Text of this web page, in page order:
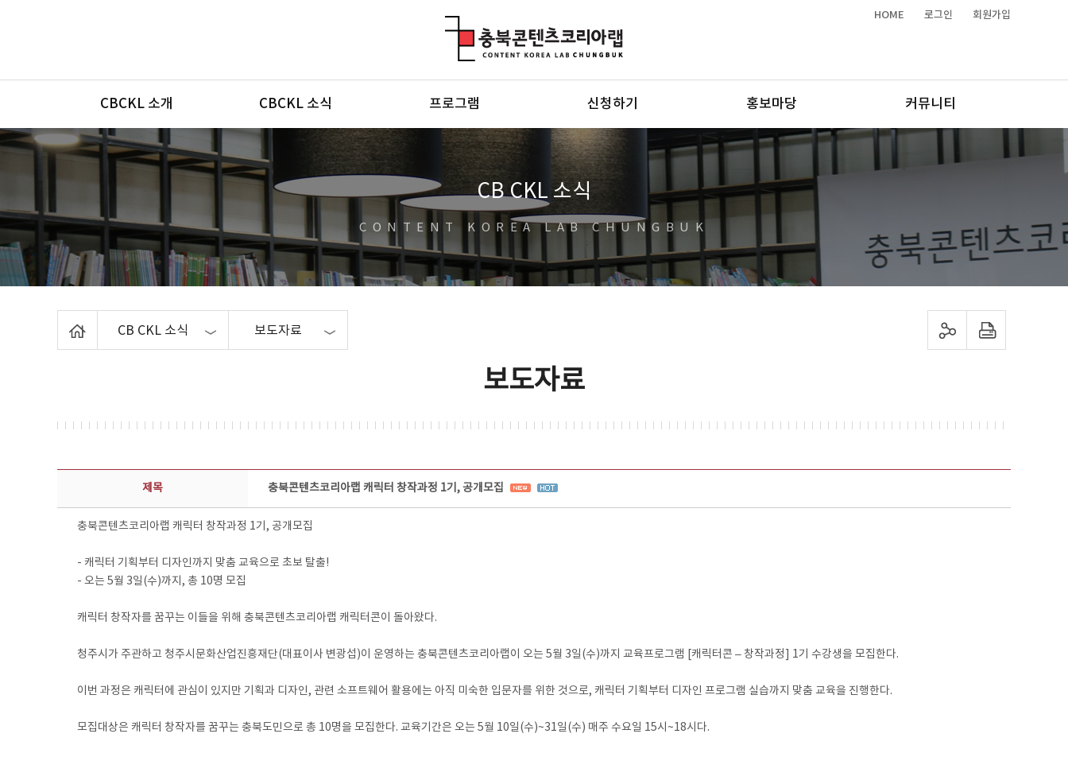
HOME 로그인 회원가입
메뉴
CBCKL 소개 CBCKL 소식 프로그램 신청하기 홍보마당 커뮤니티
CB CKL 소식
CONTENT KOREA LAB CHUNGBUK
CB CKL 소식 보도자료 sns 공유하기 프린트하기
보도자료
보도자료 상세보기 - 제목, 담당부서, 담당자, 담당연락처, 내용, 첨부파일 정보 제공
제목 충북콘텐츠코리아랩 캐릭터 창작과정 1기, 공개모집
충북콘텐츠코리아랩 캐릭터 창작과정 1기, 공개모집
- 캐릭터 기획부터 디자인까지 맞춤 교육으로 초보 탈출!
- 오는 5월 3일(수)까지, 총 10명 모집
캐릭터 창작자를 꿈꾸는 이들을 위해 충북콘텐츠코리아랩 캐릭터콘이 돌아왔다.
청주시가 주관하고 청주시문화산업진흥재단(대표이사 변광섭)이 운영하는 충북콘텐츠코리아랩이 오는 5월 3일(수)까지 교육프로그램 [캐릭터콘 – 창작과정] 1기 수강생을 모집한다.
이번 과정은 캐릭터에 관심이 있지만 기획과 디자인, 관련 소프트웨어 활용에는 아직 미숙한 입문자를 위한 것으로, 캐릭터 기획부터 디자인 프로그램 실습까지 맞춤 교육을 진행한다.
모집대상은 캐릭터 창작자를 꿈꾸는 충북도민으로 총 10명을 모집한다. 교육기간은 오는 5월 10일(수)~31일(수) 매주 수요일 15시~18시다.